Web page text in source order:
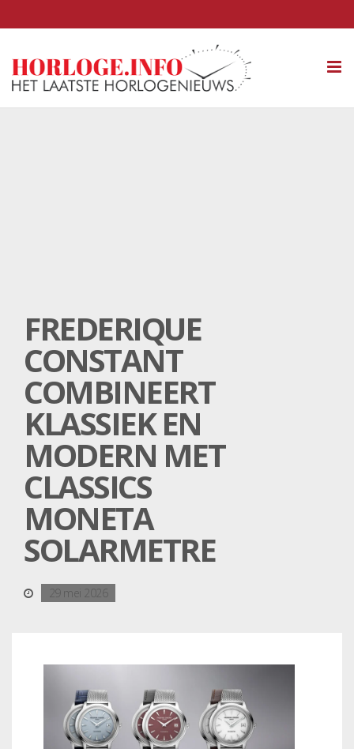
FREDERIQUE
CONSTANT
COMBINEERT
KLASSIEK EN
MODERN MET
CLASSICS
MONETA
SOLARMETRE
29 mei 2026